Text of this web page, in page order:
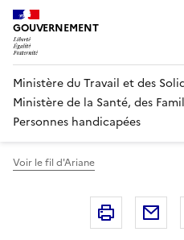
Panneau de gestion des cookies
GOUVERNEMENT
Ministère du Travail et des
Ministère de la Santé, des
Personnes handicapées
Voir le fil d'Ariane
Imprimer